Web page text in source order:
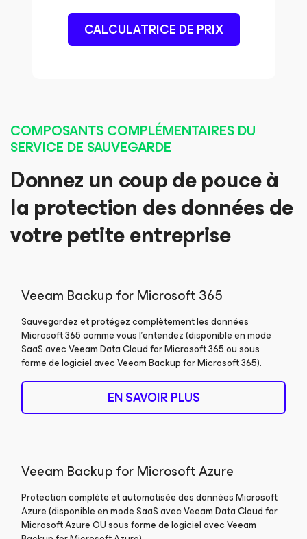
CALCULATRICE DE PRIX
COMPOSANTS COMPLÉMENTAIRES DU
SERVICE DE SAUVEGARDE
Donnez un coup de pouce à
la protection des données de
votre petite entreprise
Veeam Backupfor Microsoft 365
Sauvegardez et protégez complètement les données
Microsoft 365 comme vous l’entendez (disponible en mode
SaaS avec Veeam Data Cloud for Microsoft 365 ou sous
forme de logiciel avec Veeam Backupfor Microsoft 365).
EN SAVOIR PLUS
Veeam Backupfor Microsoft Azure
Protection complète et automatisée des données Microsoft
Azure (disponible en mode SaaS avec Veeam Data Cloud for
Microsoft AzureOU sous forme de logiciel avec Veeam